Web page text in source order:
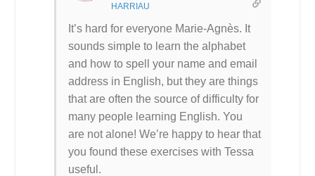
HARRIAU
It’s hard for everyone Marie-Agnès. It
sounds simple to learn the alphabet
and how to spell your name and email
address in English, but they are things
that are often the source of difficulty for
many people learning English. You
are not alone! We’re happy to hear that
you found these exercises with Tessa
useful.